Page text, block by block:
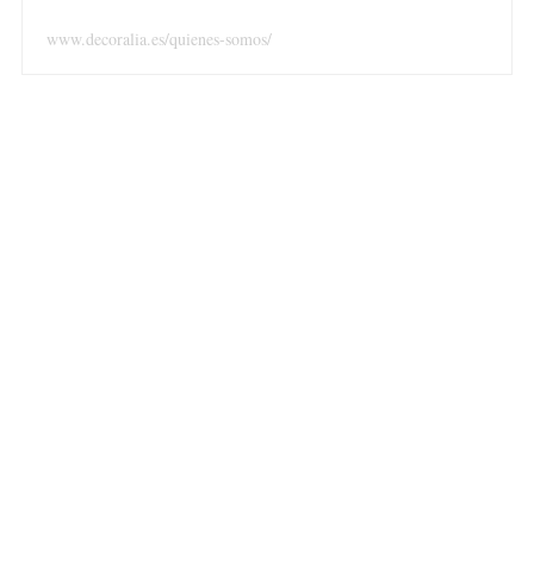
www.decoralia.es/quienes-somos/